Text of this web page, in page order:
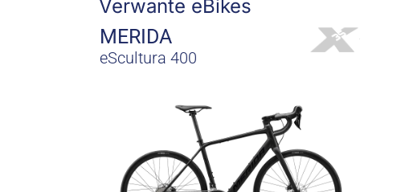
Verwante eBikes
MERIDA
eScultura 400